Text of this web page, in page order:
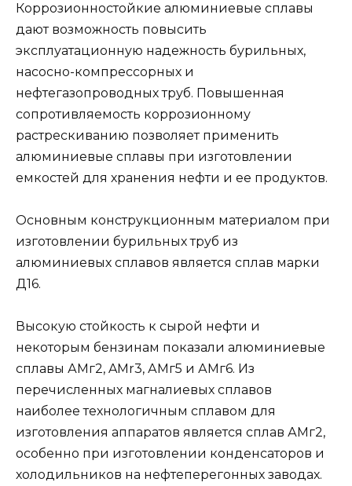
Коррозионностойкие алюминиевые сплавы
дают возможность повысить
эксплуатационную надежность бурильных,
насосно-компрессорных и
нефтегазопроводных труб. Повышенная
сопротивляемость коррозионному
растрескиванию позволяет применить
алюминиевые сплавы при изготовлении
емкостей для хранения нефти и ее продуктов.
Основным конструкционным материалом при
изготовлении бурильных труб из
алюминиевых сплавов является сплав марки
Д16.
Высокую стойкость к сырой нефти и
некоторым бензинам показали алюминиевые
сплавы АМг2, AMr3, АМг5 и АМг6. Из
перечисленных магналиевых сплавов
наиболее технологичным сплавом для
изготовления аппаратов является сплав АМг2,
особенно при изготовлении конденсаторов и
холодильников на нефтеперегонных заводах.